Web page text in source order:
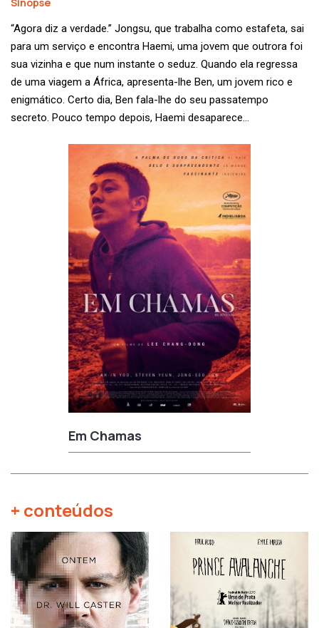
Em Chamas
“Agora diz a verdade.” Jongsu, que trabalha como estafeta, sai
para um serviço e encontra Haemi, uma jovem que outrora foi
sua vizinha e que num instante o seduz. Quando ela regressa
de uma viagem a África, apresenta-lhe Ben, um jovem rico e
enigmático. Certo dia, Ben fala-lhe do seu passatempo
secreto. Pouco tempo depois, Haemi desaparece…
+ conteúdos